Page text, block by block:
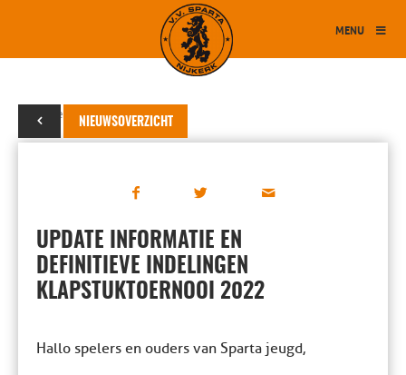
MENU
NIEUWSOVERZICHT
24 december 2022
UPDATE INFORMATIE EN
DEFINITIEVE INDELINGEN
KLAPSTUKTOERNOOI 2022
Hallo spelers en ouders van Sparta jeugd,